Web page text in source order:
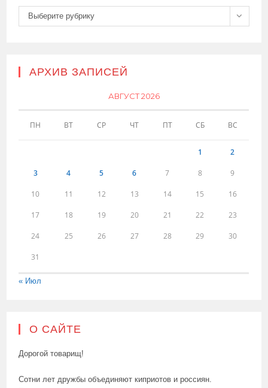
Рубрики
Выберите рубрику
АРХИВ ЗАПИСЕЙ
АВГУСТ 2026
ПН ВТ СР ЧТ ПТ СБ ВС
1 2
3 4 5 6 7 8 9
10 11 12 13 14 15 16
17 18 19 20 21 22 23
24 25 26 27 28 29 30
31
« Июл
О САЙТЕ
Дорогой товарищ!
Сотни лет дружбы объединяют киприотов и россиян.